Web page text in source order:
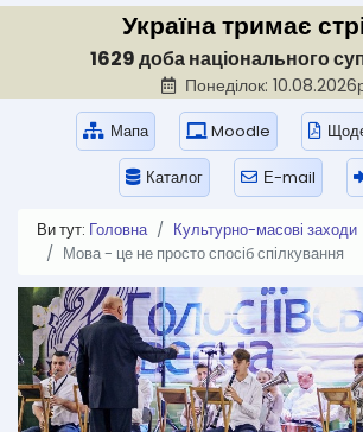
Україна тримає
1629 доба національного
Понеділок:
Мапа Moodle
Каталог Е-mail
Ви тут: Головна
Культурно-масові заходи
Мова - це не просто спосіб спілкування